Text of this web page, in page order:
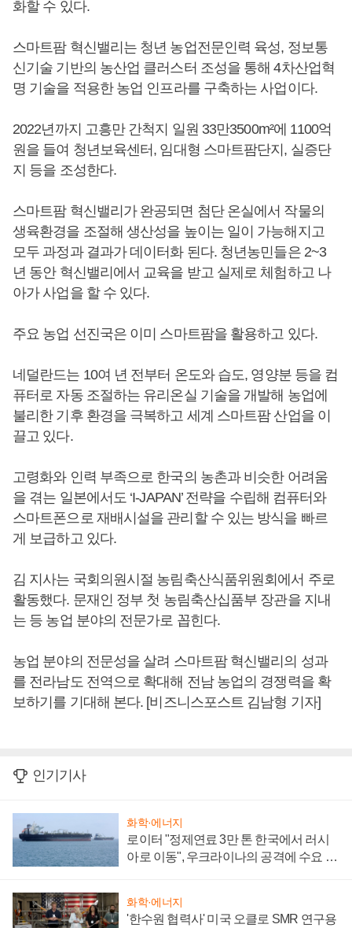
화할 수 있다.
스마트팜 혁신밸리는 청년 농업전문인력 육성, 정보통
신기술 기반의 농산업 클러스터 조성을 통해 4차산업혁
명 기술을 적용한 농업 인프라를 구축하는 사업이다.
2022년까지 고흥만 간척지 일원 33만3500m²에 1100억
원을 들여 청년보육센터, 임대형 스마트팜단지, 실증단
지 등을 조성한다.
스마트팜 혁신밸리가 완공되면 첨단 온실에서 작물의
생육환경을 조절해 생산성을 높이는 일이 가능해지고
모두 과정과 결과가 데이터화 된다. 청년농민들은 2~3
년 동안 혁신밸리에서 교육을 받고 실제로 체험하고 나
아가 사업을 할 수 있다.
주요 농업 선진국은 이미 스마트팜을 활용하고 있다.
네덜란드는 10여 년 전부터 온도와 습도, 영양분 등을 컴
퓨터로 자동 조절하는 유리온실 기술을 개발해 농업에
불리한 기후 환경을 극복하고 세계 스마트팜 산업을 이
끌고 있다.
고령화와 인력 부족으로 한국의 농촌과 비슷한 어려움
을 겪는 일본에서도 ‘I-JAPAN’ 전략을 수립해 컴퓨터와
스마트폰으로 재배시설을 관리할 수 있는 방식을 빠르
게 보급하고 있다.
김 지사는 국회의원시절 농림축산식품위원회에서 주로
활동했다. 문재인 정부 첫 농림축산십품부 장관을 지내
는 등 농업 분야의 전문가로 꼽힌다.
농업 분야의 전문성을 살려 스마트팜 혁신밸리의 성과
를 전라남도 전역으로 확대해 전남 농업의 경쟁력을 확
보하기를 기대해 본다. [비즈니스포스트 김남형 기자]
인기기사
화학·에너지
로이터 "정제연료 3만 톤 한국에서 러시
아로 이동", 우크라이나의 공격에 수요 늘
화학·에너지
'한수원 협력사' 미국 오클로 SMR 연구용